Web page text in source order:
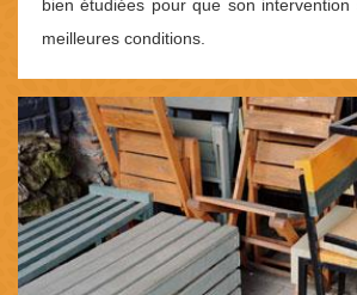
bien étudiées pour que son
meilleures conditions.